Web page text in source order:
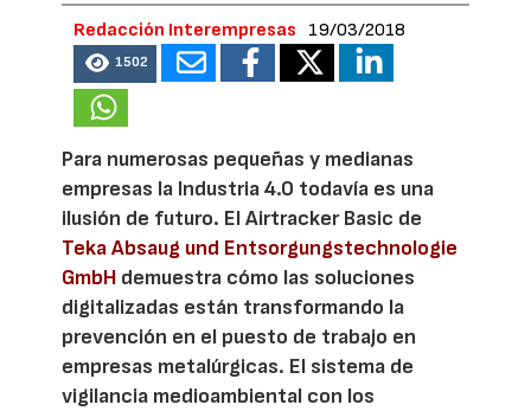
Redacción Interempresas 19/03/2018
1502
Para numerosas pequeñas y medianas
empresas la Industria 4.0 todavía es una
ilusión de futuro. El Airtracker Basic de
Teka Absaug und Entsorgungstechnologie
GmbH demuestra cómo las soluciones
digitalizadas están transformando la
prevención en el puesto de trabajo en
empresas metalúrgicas. El sistema de
vigilancia medioambiental con los